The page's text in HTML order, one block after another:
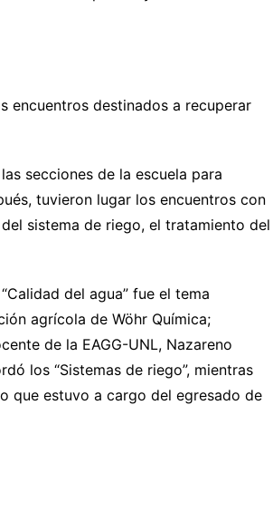
encuentros destinados a recuperar
secciones de la escuela para
tuvieron lugar los encuentros con
sistema de riego, el tratamiento del
del agua” fue el tema
agrícola de Wöhr Química;
de la EAGG-UNL, Nazareno
los “Sistemas de riego”, mientras
que estuvo a cargo del egresado de